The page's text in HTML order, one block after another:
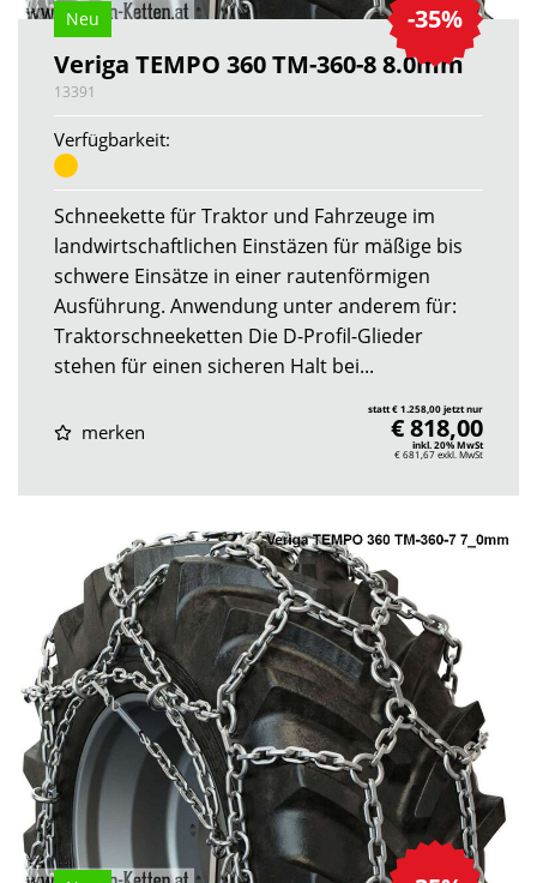
-35%
Neu
Veriga TEMPO 360 TM-360-8 8.0mm
13391
Verfügbarkeit:
Schneekette für Traktor und Fahrzeuge im
landwirtschaftlichen Einstäzen für mäßige bis
schwere Einsätze in einer rautenförmigen
Ausführung. Anwendung unter anderem für:
Traktorschneeketten Die D-Profil-Glieder
stehen für einen sicheren Halt bei...
merken
statt € 1.258,00 jetzt nur
€ 818,00
inkl. 20% MwSt
€ 681,67exkl. MwSt